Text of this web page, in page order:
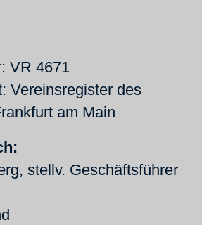
VR 4671
Vereinsregister des
am Main
stellv. Geschäftsführer